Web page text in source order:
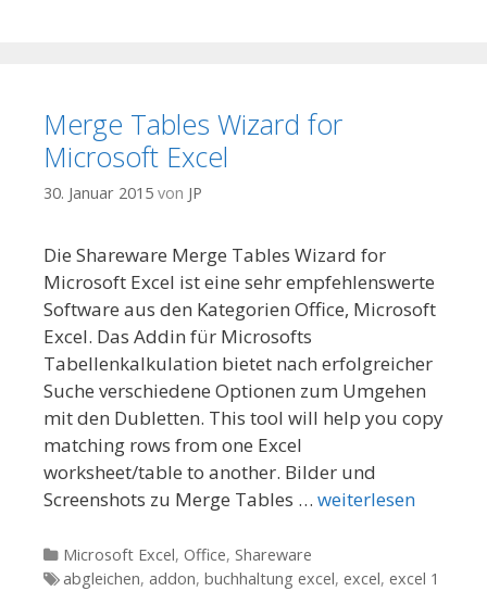
Merge Tables Wizard for
Microsoft Excel
30. Januar 2015 von JP
Die Shareware Merge Tables Wizard for
Microsoft Excel ist eine sehr empfehlenswerte
Software aus den Kategorien Office, Microsoft
Excel. Das Addin für Microsofts
Tabellenkalkulation bietet nach erfolgreicher
Suche verschiedene Optionen zum Umgehen
mit den Dubletten. This tool will help you copy
matching rows from one Excel
worksheet/table to another. Bilder und
Screenshots zu Merge Tables … weiterlesen
Kategorien
Microsoft Excel, Office, Shareware
Tags
abgleichen, addon, buchhaltung excel, excel, excel 1